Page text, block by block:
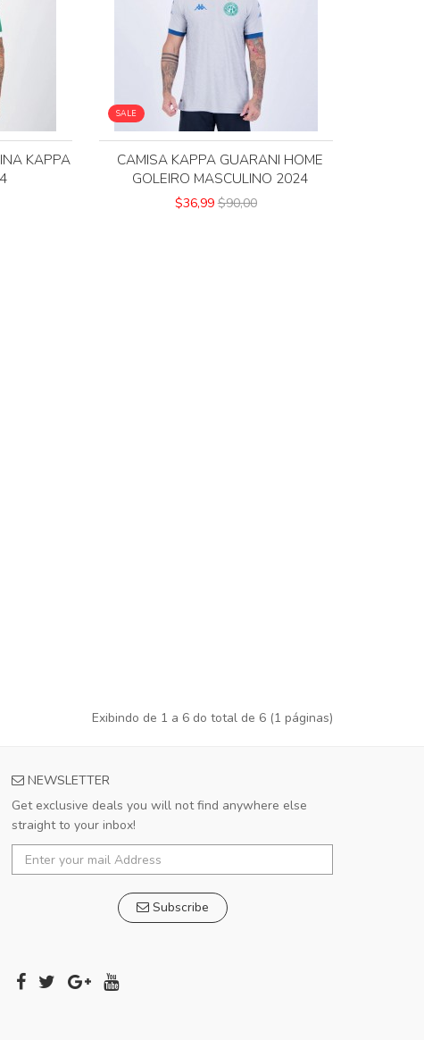
KAPPA
SALE
CAMISA KAPPA GUARANI HOME
GOLEIRO MASCULINO 2024
$36,99 $90,00
Exibindo de 1 a 6 do total de 6 (1 páginas)
NEWSLETTER
Get exclusive deals you will not find anywhere else
straight to your inbox!
Subscribe